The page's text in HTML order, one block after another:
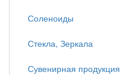
Соленоиды
Стекла, Зеркала
Сувенирная продукция